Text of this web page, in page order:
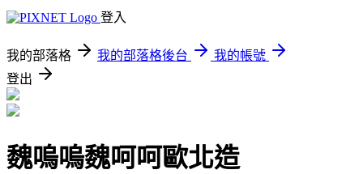
登入
我的部落格 我的部落格後台
我的帳號
登出
魏嗚嗚魏呵呵歐北造